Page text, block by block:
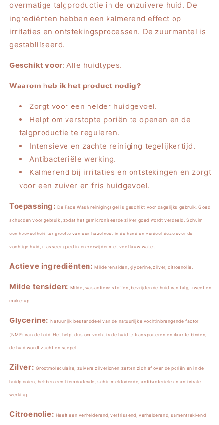
overmatige talgproductie in de onzuivere huid. De
ingrediënten hebben een kalmerend effect op
irritaties en ontstekingsprocessen. De zuurmantel is
gestabiliseerd.
Geschikt voor: Alle huidtypes.
Waarom heb ik het product nodig?
Zorgt voor een helder huidgevoel.
Helpt om verstopte poriën te openen en de
talgproductie te reguleren.
Intensieve en zachte reiniging tegelijkertijd.
Antibacteriële werking.
Kalmerend bij irritaties en ontstekingen en zorgt
voor een zuiver en fris huidgevoel.
Toepassing:De Face Wash reinigingsgel is geschikt voor dagelijks gebruik. Goed
schudden voor gebruik, zodat het gemicroniseerde zilver goed wordt verdeeld. Schuim
een hoeveelheid ter grootte van een hazelnoot in de hand en verdeel deze over de
vochtige huid, masseer goed in en verwijder met veel lauw water.
Actieve ingrediënten:Milde tensiden, glycerine, zilver, citroenolie.
Milde tensiden: Milde, wasactieve stoffen, bevrijden de huid van talg, zweet en
make-up.
Glycerine: Natuurlijk bestanddeel van de natuurlijke vochtinbrengende factor
(NMF) van de huid. Het helpt dus om vocht in de huid te transporteren en daar te binden,
de huid wordt zacht en soepel.
Zilver: Grootmoleculaire, zuivere zilverionen zetten zich af over de poriën en in de
huidplooien, hebben een kiemdodende, schimmeldodende, antibacteriële en antivirale
werking.
Citroenolie: Heeft een verhelderend, verfrissend, verhelderend, samentrekkend